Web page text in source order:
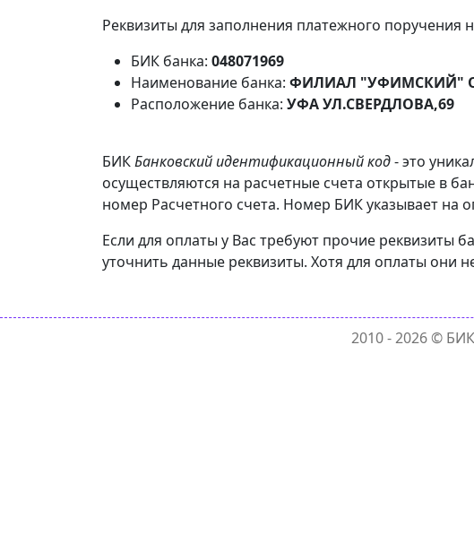
Реквизиты для заполнения платежного поручения
БИК банка: 048071969
Наименование банка: ФИЛИАЛ "УФИМСКИЙ"
Расположение банка: УФА УЛ.СВЕРДЛОВА,69
БИКБанковский идентификационный код- это
осуществляются на расчетные счета открытые
номер Расчетного счета. Номер БИК указывает на
Если для оплаты у Вас требуют прочие
уточнить данные реквизиты. Хотя для оплаты они
2010 - 2026 ©